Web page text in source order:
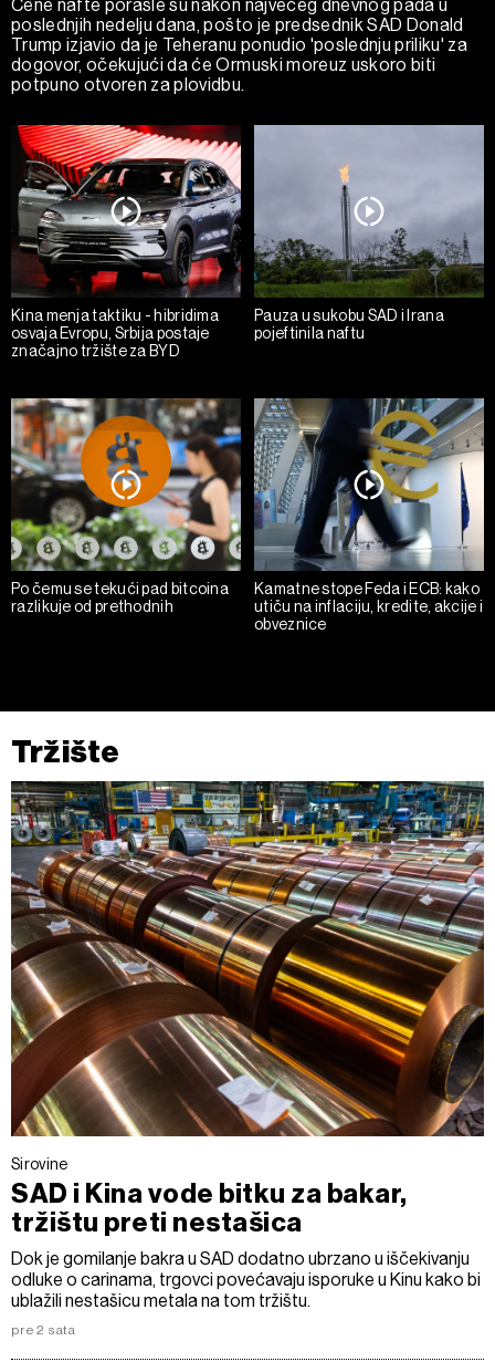
Cene nafte porasle su nakon najvećeg dnevnog pada u
poslednjih nedelju dana, pošto je predsednik SAD Donald
Trump izjavio da je Teheranu ponudio 'poslednju priliku' za
dogovor, očekujući da će Ormuski moreuz uskoro biti
potpuno otvoren za plovidbu.
Kina menja taktiku - hibridima
osvaja Evropu, Srbija postaje
značajno tržište za BYD
Pauza u sukobu SAD i Irana
pojeftinila naftu
Po čemu se tekući pad bitcoina
razlikuje od prethodnih
Kamatne stope Feda i ECB: kako
utiču na inflaciju, kredite, akcije i
obveznice
Tržište
Sirovine
SAD i Kina vode bitku za bakar,
tržištu preti nestašica
Dok je gomilanje bakra u SAD dodatno ubrzano u iščekivanju
odluke o carinama, trgovci povećavaju isporuke u Kinu kako bi
ublažili nestašicu metala na tom tržištu.
pre 2 sata